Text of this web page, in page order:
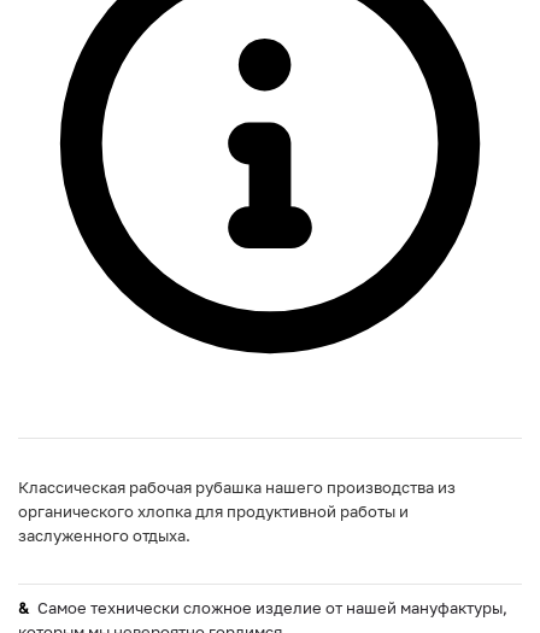
Классическая рабочая рубашка нашего производства из
органического хлопка для продуктивной работы и
заслуженного отдыха.
Самое технически сложное изделие от нашей мануфактуры,